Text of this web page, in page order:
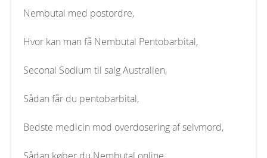
Nembutal med postordre,
Hvor kan man få Nembutal Pentobarbital,
Seconal Sodium til salg Australien,
Sådan får du pentobarbital,
Bedste medicin mod overdosering af selvmord,